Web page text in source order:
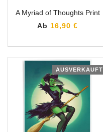
A Myriad of Thoughts Print
Ab 16,90 €
AUSVERKAUFT